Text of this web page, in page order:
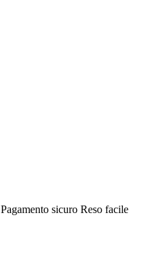
Pagamento sicuro Reso facile